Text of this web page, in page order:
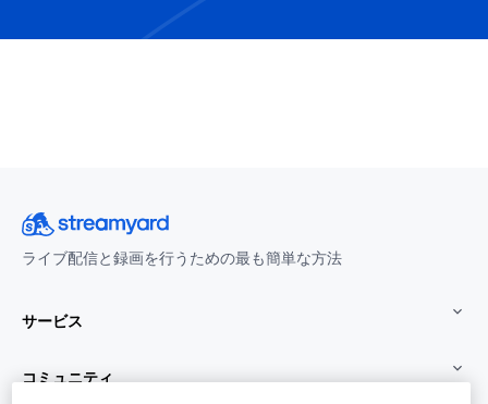
ライブ配信と録画を行うための最も簡単な方法
サービス
コミュニティ